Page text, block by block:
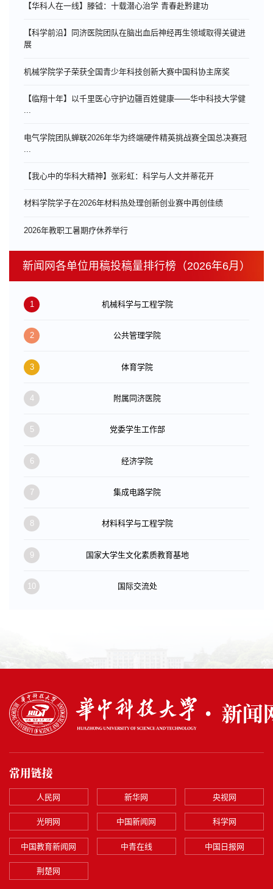
【华科人在一线】滕钺：十载潜心治学 青春赴黔建功
【科学前沿】同济医院团队在脑出血后神经再生领域取得关键进
展
机械学院学子荣获全国青少年科技创新大赛中国科协主席奖
【临翔十年】以千里医心守护边疆百姓健康——华中科技大学健
...
电气学院团队蝉联2026年华为终端硬件精英挑战赛全国总决赛冠
【我心中的华科大精神】张彩虹：科学与人文并蒂花开
材料学院学子在2026年材料热处理创新创业赛中再创佳绩
​2026年教职工暑期疗休养举行
新闻网各单位用稿投稿量排行榜（2026年6月）
1 机械科学与工程学院
2 公共管理学院
3 体育学院
4 附属同济医院
5 党委学生工作部
6 经济学院
7 集成电路学院
8 材料科学与工程学院
9 国家大学生文化素质教育基地
10 国际交流处
常用链接
人民网 新华网 央视网
光明网 中国新闻网 科学网
中国教育新闻网 中青在线 中国日报网
荆楚网